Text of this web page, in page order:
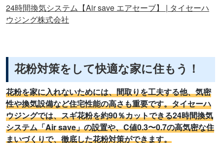
24時間換気システム【Air save エアセーブ】 | タイセーハ
ウジング株式会社
花粉対策をして快適な家に住もう！
花粉を家に入れないためには、間取りを工夫する他、気密
性や換気設備など住宅性能の高さも重要です。タイセーハ
ウジングでは、スギ花粉を約90％カットできる24時間換気
システム「Air save」の設置や、C値0.3〜0.7の高気密な住
まいづくりで、徹底した花粉対策ができます。